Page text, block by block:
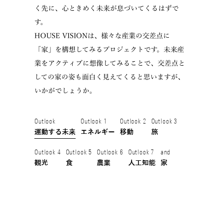
く先に、心ときめく未来が息づいてくるはずで
す。
HOUSE VISIONは、様々な産業の交差点に
「家」を構想してみるプロジェクトです。未来産
業をアクティブに想像してみることで、交差点と
しての家の姿も面白く見えてくると思いますが、
いかがでしょうか。
Outlook
運動する未来
Outlook 1
エネルギー
Outlook 2
移動
Outlook 3
旅
Outlook 4
観光
Outlook 5
食
Outlook 6
農業
Outlook 7
人工知能
and
家